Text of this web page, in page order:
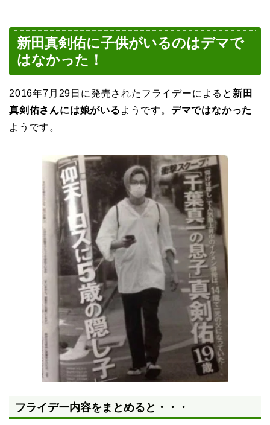
新田真剣佑に子供がいるのはデマで
はなかった！
2016年7月29日に発売されたフライデーによると 新田
真剣佑さんには娘がいる ようです。 デマではなかった
ようです。
フライデー内容をまとめると・・・